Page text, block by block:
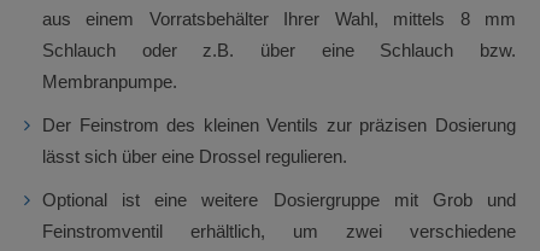
aus einem Vorratsbehälter Ihrer Wahl, mittels 8 mm
Schlauch oder z.B. über eine Schlauch bzw.
Membranpumpe.
Der Feinstrom des kleinen Ventils zur präzisen Dosierung
lässt sich über eine Drossel regulieren.
Optional ist eine weitere Dosiergruppe mit Grob und
Feinstromventil erhältlich, um zwei verschiedene